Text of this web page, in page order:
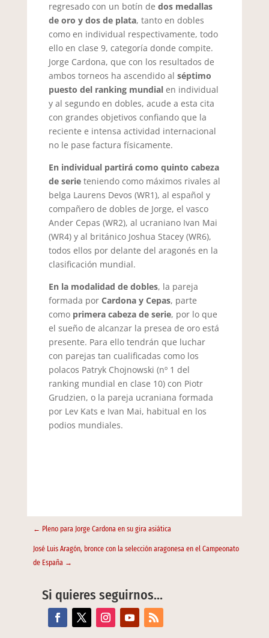
regresado con un botín de dos medallas
de oro y dos de plata, tanto en dobles
como en individual respectivamente, todo
ello en clase 9, categoría donde compite.
Jorge Cardona, que con los resultados de
ambos torneos ha ascendido al séptimo
puesto del ranking mundialen individual
y al segundo en dobles, acude a esta cita
con grandes objetivos confiando que la
reciente e intensa actividad internacional
no le pase factura físicamente.
En individual partirá como quinto cabeza
de serieteniendo como máximos rivales al
belga Laurens Devos (WR1), al español y
compañero de dobles de Jorge, el vasco
Ander Cepas (WR2), al ucraniano Ivan Mai
(WR4) y al británico Joshua Stacey (WR6),
todos ellos por delante del aragonés en la
clasificación mundial.
En la modalidad de dobles, la pareja
formada por Cardona y Cepas, parte
como primera cabeza de serie, por lo que
el sueño de alcanzar la presea de oro está
presente. Para ello tendrán que luchar
con parejas tan cualificadas como los
polacos Patryk Chojnowski (nº 1 del
ranking mundial en clase 10) con Piotr
Grudzien, o la pareja ucraniana formada
por Lev Kats e Ivan Mai, habitual en los
podios mundiales.
← Pleno para Jorge Cardona en su gira asiática
José Luis Aragón, bronce con la selección aragonesa en el Campeonato
de España→
Si quieres seguirnos…